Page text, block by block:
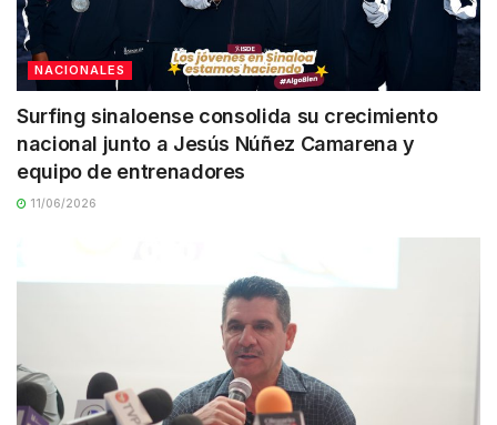
NACIONALES
Surfing sinaloense consolida su crecimiento
nacional junto a Jesús Núñez Camarena y
equipo de entrenadores
11/06/2026